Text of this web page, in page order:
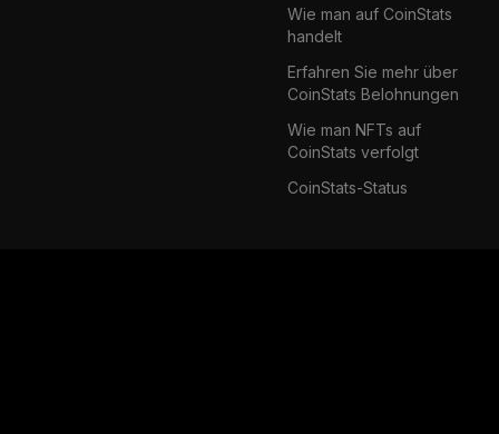
Wie man auf CoinStats
handelt
Erfahren Sie mehr über
CoinStats Belohnungen
Wie man NFTs auf
CoinStats verfolgt
CoinStats-Status